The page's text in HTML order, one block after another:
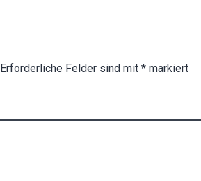
Erforderliche Felder sind mit * markiert